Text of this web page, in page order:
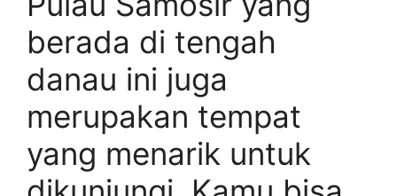
berada di tengah
danau ini juga
merupakan tempat
yang menarik untuk